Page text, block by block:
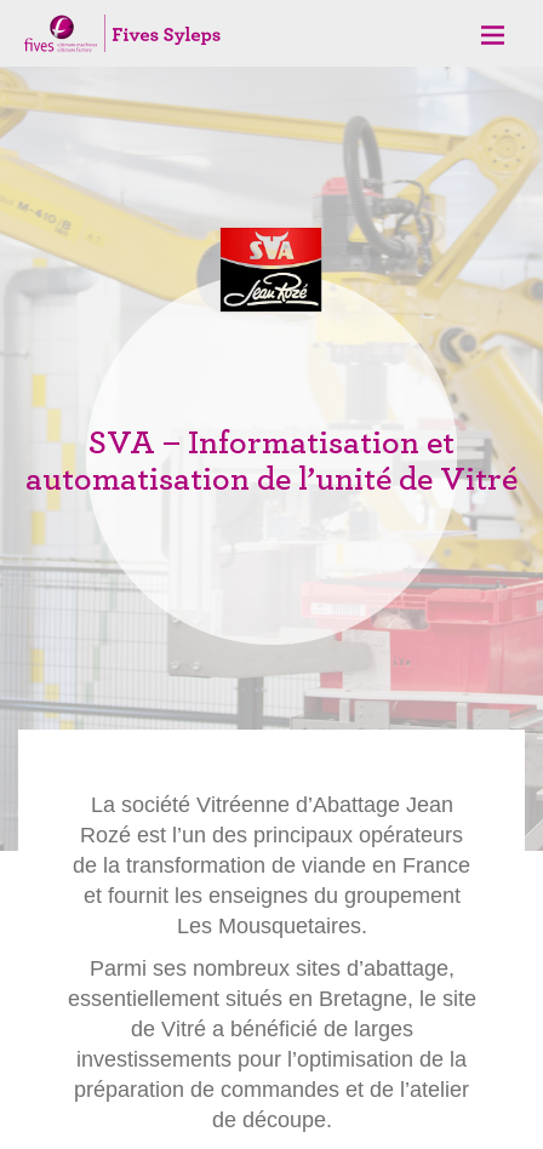
SVA – Informatisation et
automatisation de l’unité de Vitré
La société Vitréenne d’Abattage Jean
Rozé est l’un des principaux opérateurs
de la transformation de viande en France
et fournit les enseignes du groupement
Les Mousquetaires.
Parmi ses nombreux sites d’abattage,
essentiellement situés en Bretagne, le site
de Vitré a bénéficié de larges
investissements pour l’optimisation de la
préparation de commandes et de l’atelier
de découpe.